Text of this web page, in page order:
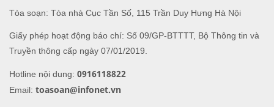
Tòa soạn: Tòa nhà Cục Tần Số, 115 Trần Duy Hưng Hà Nội
Giấy phép hoạt động báo chí: Số 09/GP-BTTTT, Bộ Thông tin và
Truyền thông cấp ngày 07/01/2019.
Hotline nội dung: 0916118822
Email: toasoan@infonet.vn